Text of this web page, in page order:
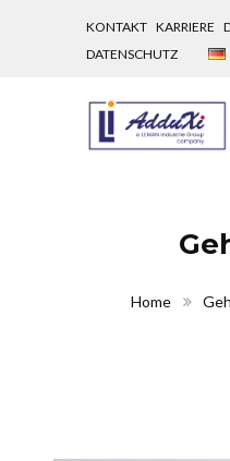
KONTAKT KARRIERE
DATENSCHUTZ
Home